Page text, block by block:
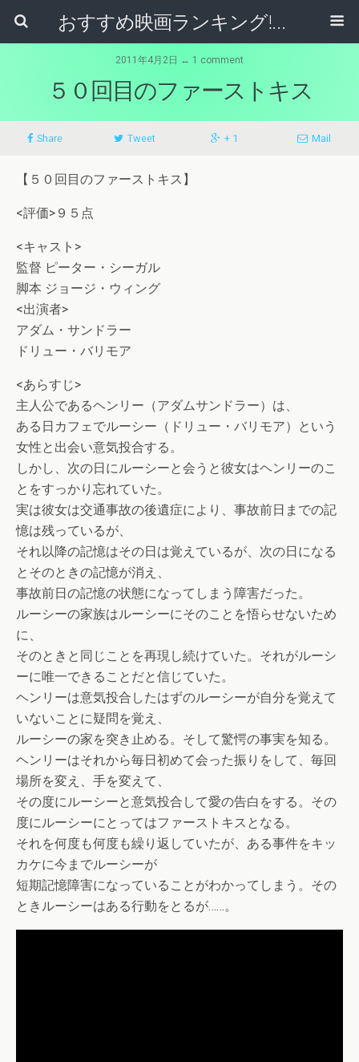
おすすめ映画ランキング!名作シネマレビュー
2011年4月2日 ↔ 1 comment
５０回目のファーストキス
Share Tweet + 1 Mail
【５０回目のファーストキス】
<評価>９５点
<キャスト>
監督 ピーター・シーガル
脚本 ジョージ・ウィング
<出演者>
アダム・サンドラー
ドリュー・バリモア
<あらすじ>
主人公であるヘンリー（アダムサンドラー）は、
ある日カフェでルーシー（ドリュー・バリモア）という
女性と出会い意気投合する。
しかし、次の日にルーシーと会うと彼女はヘンリーのこ
とをすっかり忘れていた。
実は彼女は交通事故の後遺症により、事故前日までの記
憶は残っているが、
それ以降の記憶はその日は覚えているが、次の日になる
とそのときの記憶が消え、
事故前日の記憶の状態になってしまう障害だった。
ルーシーの家族はルーシーにそのことを悟らせないため
に、
そのときと同じことを再現し続けていた。それがルーシ
ーに唯一できることだと信じていた。
ヘンリーは意気投合したはずのルーシーが自分を覚えて
いないことに疑問を覚え、
ルーシーの家を突き止める。そして驚愕の事実を知る。
ヘンリーはそれから毎日初めて会った振りをして、毎回
場所を変え、手を変えて、
その度にルーシーと意気投合して愛の告白をする。その
度にルーシーにとってはファーストキスとなる。
それを何度も何度も繰り返していたが、ある事件をキッ
カケに今までルーシーが
短期記憶障害になっていることがわかってしまう。その
ときルーシーはある行動をとるが……。